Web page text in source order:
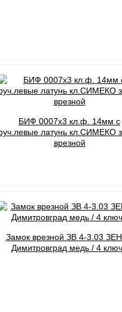
БИФ 0007х3 кл.ф. 14мм с
латунь кл.СИМЕКО
врезной
Замок врезной ЗВ 4-3.03
Димитровград медь / 4